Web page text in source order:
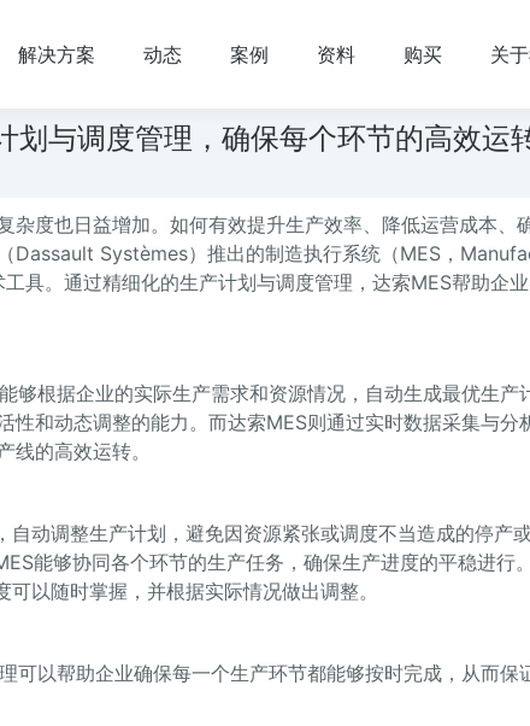
解决方案 动态 案例 资料 购买 关
划与调度管理，确保每个环节的高效运
杂度也日益增加。如何有效提升生产效率、降低运营成本、
Dassault Systèmes）推出的制造执行系统（MES，
具。通过精细化的生产计划与调度管理，达索MES帮助企
够根据企业的实际生产需求和资源情况，自动生成最优生产
性和动态调整的能力。而达索MES则通过实时数据采集与分
的高效运转。
动调整生产计划，避免因资源紧张或调度不当造成的停产或
能够协同各个环节的生产任务，确保生产进度的平稳进行。
以随时掌握，并根据实际情况做出调整。
可以帮助企业确保每一个生产环节都能够按时完成，从而保